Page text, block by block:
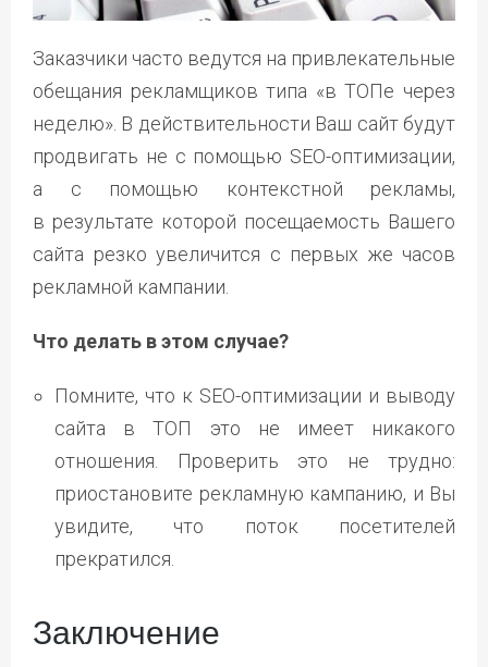
Заказчики часто ведутся на привлекательные
обещания рекламщиков типа «в ТОПе через
неделю». В действительности Ваш сайт будут
продвигать не с помощью SEO-оптимизации,
а с помощью контекстной рекламы,
в результате которой посещаемость Вашего
сайта резко увеличится с первых же часов
рекламной кампании.
Что делать в этом случае?
Помните, что к SEO-оптимизации и выводу
сайта в ТОП это не имеет никакого
отношения. Проверить это не трудно:
приостановите рекламную кампанию, и Вы
увидите, что поток посетителей
прекратился.
Заключение